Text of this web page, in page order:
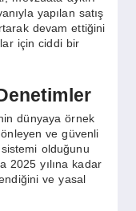
yapılan satış
devam ettiğini
için ciddi bir
dünyaya örnek
ve güvenli
olduğunu
2025 yılına kadar
ve yasal